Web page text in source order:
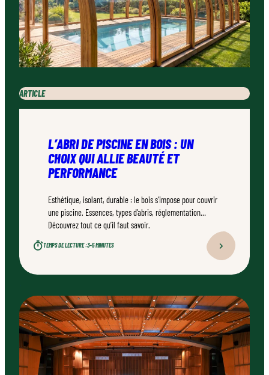
ARTICLE
L’ABRI DE PISCINE EN BOIS : UN
CHOIX QUI ALLIE BEAUTÉ ET
PERFORMANCE
Esthétique, isolant, durable : le bois s’impose pour couvrir
une piscine. Essences, types d’abris, réglementation…
Découvrez tout ce qu’il faut savoir.
TEMPS DE LECTURE :3–5 MINUTES